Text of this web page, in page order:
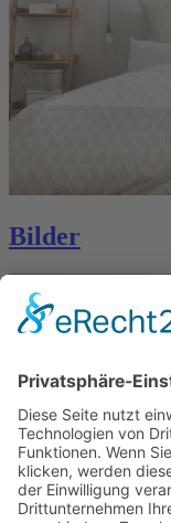
Bilder